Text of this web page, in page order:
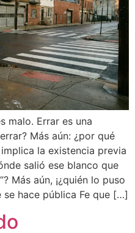
malo. Errar es una
Más aún: ¿por qué
la existencia previa
salió ese blanco que
Más aún, ¡¿quién lo puso
se hace pública Fe que […]